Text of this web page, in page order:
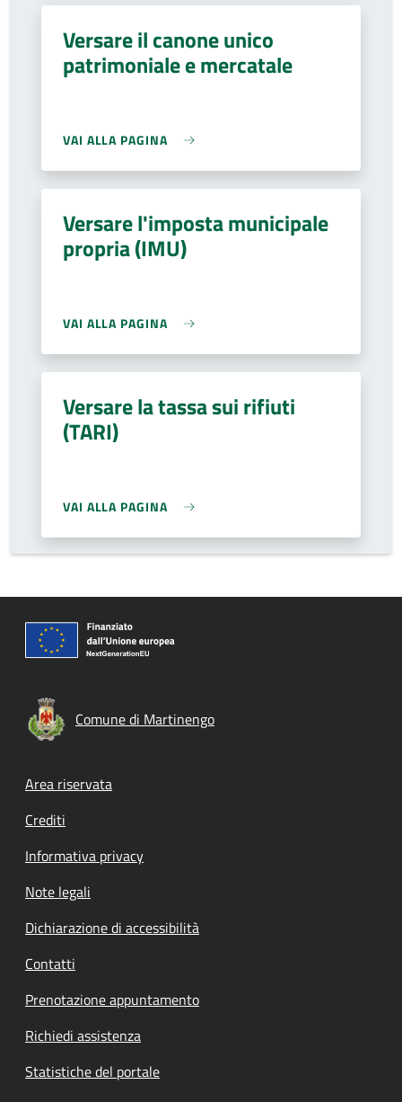
Versare il canone unico
patrimoniale e mercatale
VAI ALLA PAGINA
Versare l'imposta municipale
propria (IMU)
VAI ALLA PAGINA
Versare la tassa sui rifiuti
(TARI)
VAI ALLA PAGINA
Comune di Martinengo
Footer menu
Area riservata
Crediti
Informativa privacy
Note legali
Dichiarazione di accessibilità
Contatti
Prenotazione appuntamento
Richiedi assistenza
Statistiche del portale